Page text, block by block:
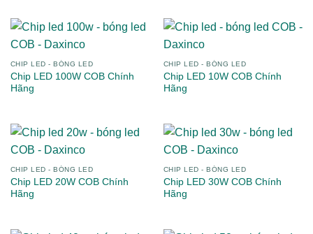
CHIP LED - BÓNG LED
Chip LED 100W COB Chính
Hãng
CHIP LED - BÓNG LED
Chip LED 10W COB Chính
Hãng
CHIP LED - BÓNG LED
Chip LED 20W COB Chính
Hãng
CHIP LED - BÓNG LED
Chip LED 30W COB Chính
Hãng